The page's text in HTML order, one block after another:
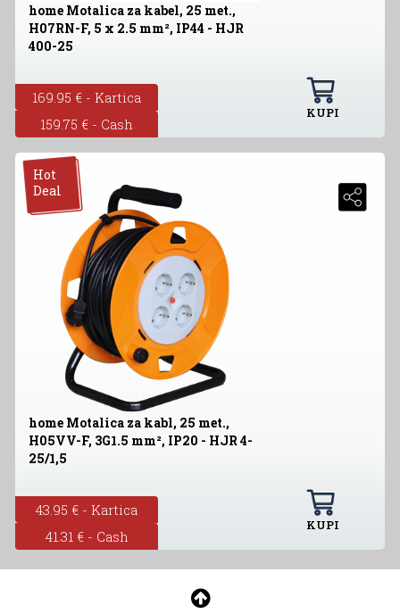
home Motalica za kabel, 25 met.,
H07RN-F, 5 x 2.5 mm², IP44 - HJR
400-25
169.95 € - Kartica
159.75 € - Cash
KUPI
Hot
Deal
home Motalica za kabl, 25 met.,
H05VV-F, 3G1.5 mm², IP20 - HJR 4-
25/1,5
43.95 € - Kartica
41.31 € - Cash
KUPI